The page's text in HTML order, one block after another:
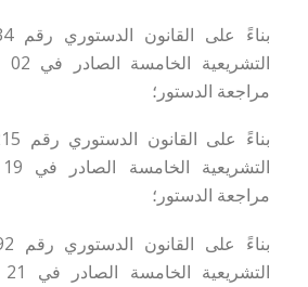
بناءً على القانون الدستوري رقم 134
التشريعية الخامسة
مراجعة الدستور؛
بناءً على القانون الدستوري رقم 215
التشريعية الخامسة
مراجعة الدستور؛
بناءً على القانون الدستوري رقم 92
التشريعية الخامسة